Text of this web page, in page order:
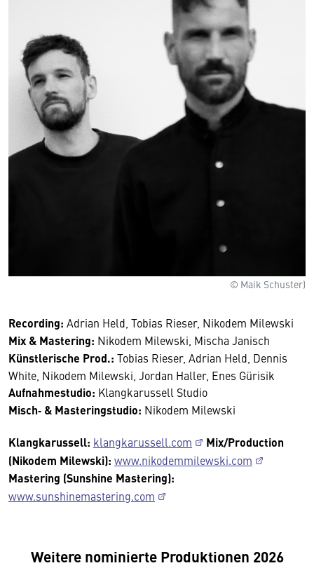
© Maik Schuster)
Recording: Adrian Held, Tobias Rieser, Nikodem Milewski
Mix & Mastering: Nikodem Milewski, Mischa Janisch
Künstlerische Prod.: Tobias Rieser, Adrian Held, Dennis
White, Nikodem Milewski, Jordan Haller, Enes Gürisik
Aufnahmestudio: Klangkarussell Studio
Misch‑ & Masteringstudio: Nikodem Milewski
Klangkarussell: klangkarussell.com
Mix/Production
(Nikodem Milewski): www.nikodemmilewski.com
Mastering (Sunshine Mastering):
www.sunshinemastering.com
Weitere nominierte Produktionen 2026